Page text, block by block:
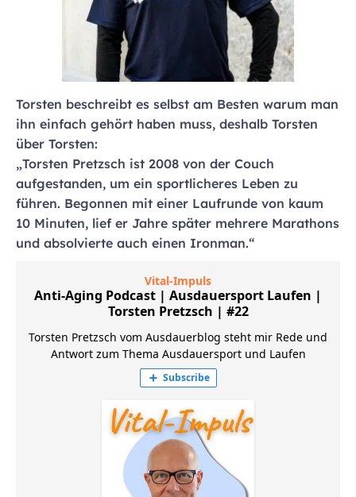
Torsten beschreibt es selbst am Besten warum man
ihn einfach gehört haben muss, deshalb Torsten
über Torsten:
„Torsten Pretzsch ist 2008 von der Couch
aufgestanden, um ein sportlicheres Leben zu
führen. Begonnen mit einer Laufrunde von kaum
10 Minuten, lief er Jahre später mehrere Marathons
und absolvierte auch einen Ironman.“